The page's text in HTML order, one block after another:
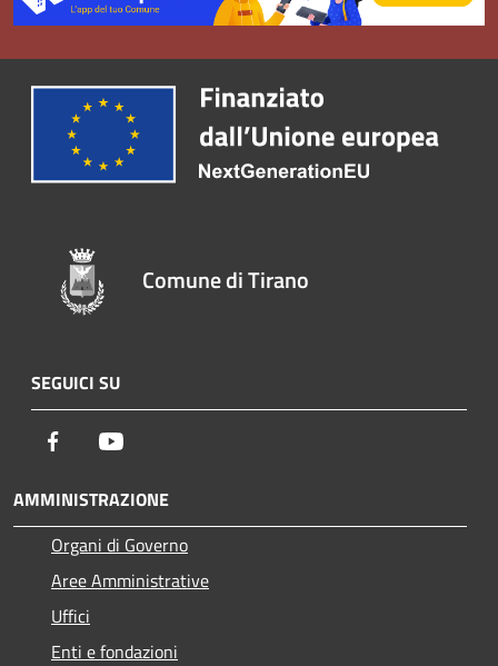
Comune di Tirano
SEGUICI SU
Facebook
AMMINISTRAZIONE
Organi di Governo
Aree Amministrative
Uffici
Enti e fondazioni